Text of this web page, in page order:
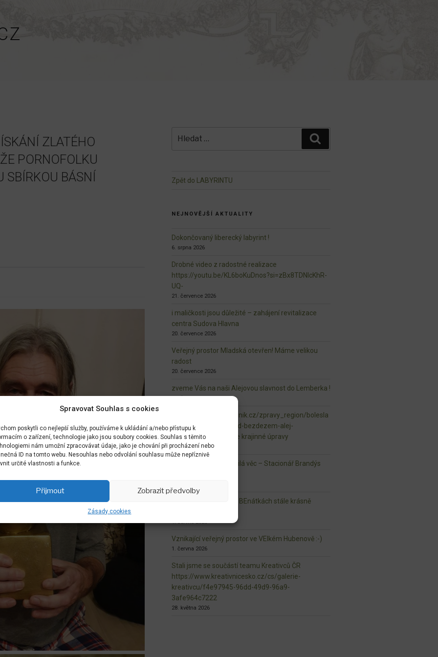
Spravovat Souhlas s cookies
poskytli co nejlepší služby, používáme k ukládání a/nebo přístupu k
o zařízení, technologie jako jsou soubory cookies. Souhlas s těmito
nám umožní zpracovávat údaje, jako je chování při procházení nebo
ID na tomto webu. Nesouhlas nebo odvolání souhlasu může nepříznivě
určité vlastnosti a funkce.
Přijmout Zobrazit předvolby
Zásady cookies
ZLATÉHO
PORNOFOLKU
SBÍRKOU BÁSNÍ
Zpět do LABYRINTU
NEJNOVĚJŠÍ AKTUALITY
Dokončovaný liberecký labyrint !
6. srpna 2026
Drobné video z radostné realizace
https://youtu.be/KL6boKuDnos?si=zBx8TDNlcKhR-
UQ-
21. července 2026
i maličkosti jsou důležité – zahájení revitalizace
centra Sudova Hlavna
20. července 2026
Veřejný prostor Mladská otevřen! Máme velikou
radost
20. července 2026
zveme Vás na naši Alejovou slavnost do Lemberka !
10. června 2026
https://boleslavsky.denik.cz/zpravy_region/bolesla
vko-brezinka-bela-pod-bezdezem-alej-
biodiverzita.html naše krajinné úpravy
7. června 2026
dokončovaná malá milá věc – Stacionář Brandýs
naše květnaté louky v BEnátkách stále krásně
1. června 2026
Vznikající veřejný prostor ve VElkém Hubenově :-)
1. června 2026
Stali jsme se součástí teamu Kreativců ČR
https://www.kreativnicesko.cz/cs/galerie-
kreativcu/f4e97945-96dd-49d9-96a9-
3afe964c7222
28. května 2026